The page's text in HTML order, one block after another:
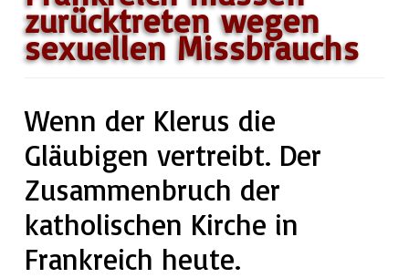
zurücktreten wegen
sexuellen Missbrauchs
Wenn der Klerus die
Gläubigen vertreibt. Der
Zusammenbruch der
katholischen Kirche in
Frankreich heute.